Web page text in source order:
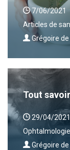
7/06/2021
Articles de
Grégoire
Tout
29/04/2021
Ophtalmologie
Grégoire